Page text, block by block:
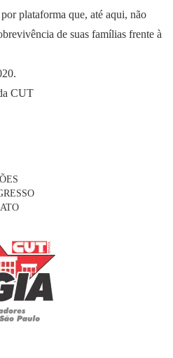
plataforma que, até aqui, não
de suas famílias frente à
CUT